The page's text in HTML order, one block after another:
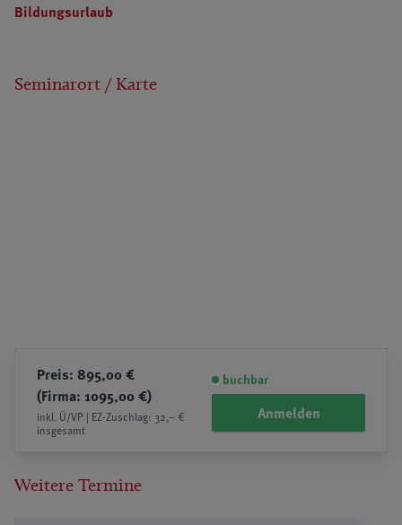
Bildungsurlaub
Seminarort / Karte
Preis: 895,00 €
(Firma: 1095,00 €)
inkl. Ü/VP | EZ-Zuschlag: 32,– €
insgesamt
buchbar
Anmelden
Weitere Termine